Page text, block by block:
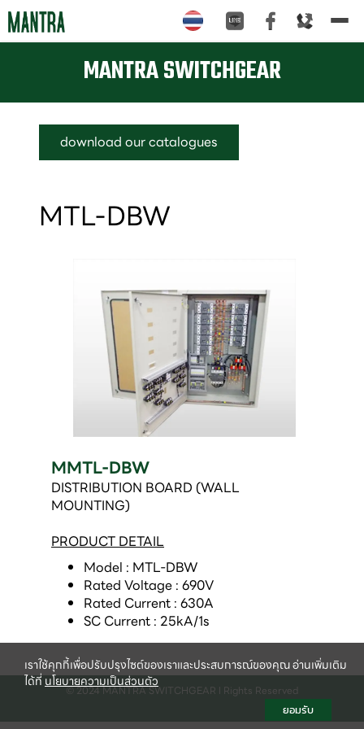
MANTRA SWITCHGEAR
download our catalogues
MTL-DBW
MMTL-DBW
DISTRIBUTION BOARD (WALL
MOUNTING)
PRODUCT DETAIL
Model : MTL-DBW
Rated Voltage : 690V
Rated Current : 630A
SC Current : 25kA/1s
© 2024 MANTRA SWITCHGEAR l Rights Reserved
เราใช้คุกกี้เพื่อปรับปรุงไซต์ของเราและประสบการณ์ของคุณ อ่านเพิ่มเติม
ได้ที่นโยบายความเป็นส่วนตัว
ยอมรับ